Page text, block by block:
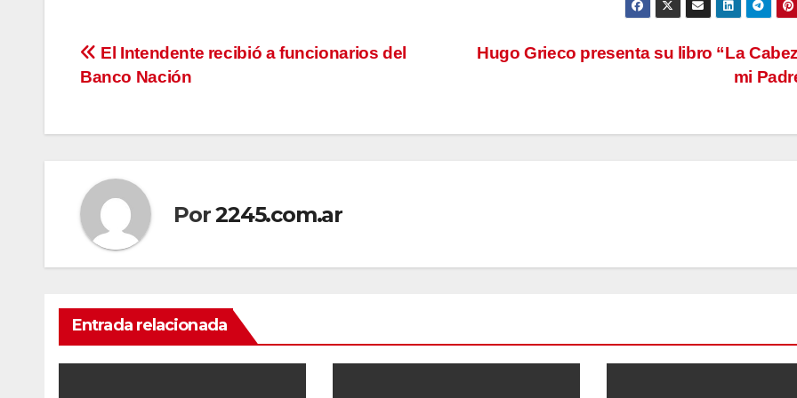
Navegación
entradas
Hugo Grieco presenta su libro “La
mi
El Intendente recibió a funcionarios del
Banco Nación
Por2245.com.ar
Entrada relacionada